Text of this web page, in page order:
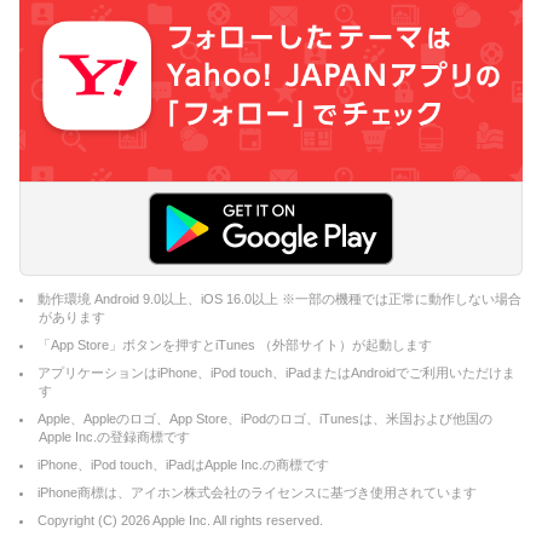
動作環境 Android 9.0以上、iOS 16.0以上 ※一部の機種では正常に動作しない場合
があります
「App Store」ボタンを押すとiTunes （外部サイト）が起動します
アプリケーションはiPhone、iPod touch、iPadまたはAndroidでご利用いただけま
す
Apple、Appleのロゴ、App Store、iPodのロゴ、iTunesは、米国および他国の
Apple Inc.の登録商標です
iPhone、iPod touch、iPadはApple Inc.の商標です
iPhone商標は、アイホン株式会社のライセンスに基づき使用されています
Copyright (C) 2026Apple Inc. All rights reserved.